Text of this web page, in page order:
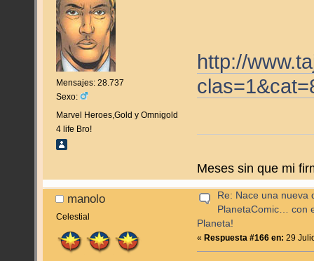
Mensajes: 28.737
Sexo:
Marvel Heroes,Gold y Omnigold
4 life Bro!
http://
Meses sin que mi
manolo
Celestial
Re: Nace una nueva
PlanetaComic… con
Planeta!
« Respuesta #166 en: 29